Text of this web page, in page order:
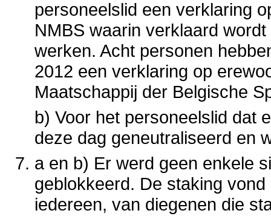
personeelslid een verklaring
NMBS waarin verklaard
werken. Acht personen
2012 een verklaring op
Maatschappij der Belgische
b) Voor het personeelslid dat
deze dag geneutraliseerd en
a en b) Er werd geen enkele
geblokkeerd. De staking
iedereen, van diegenen die